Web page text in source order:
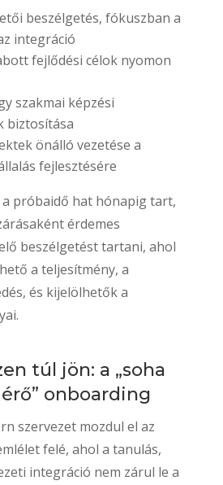
beszélgetés, fókuszban a
integráció
fejlődési célok nyomon
szakmai képzési
biztosítása
önálló vezetése a
fejlesztésére
a próbaidő hat hónapig tart,
érdemes
beszélgetést tartani, ahol
a teljesítmény, a
és kijelölhetők a
túl jön: a „soha
onboarding
szervezet mozdul el az
felé, ahol a tanulás,
integráció nem zárul le a